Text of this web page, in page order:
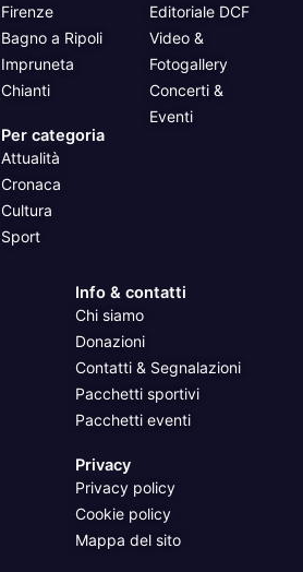
Firenze
Bagno a Ripoli
Impruneta
Chianti
Per categoria
Attualità
Cronaca
Cultura
Sport
Editoriale DCF
Video &
Fotogallery
Concerti &
Eventi
Info & contatti
Chi siamo
Donazioni
Contatti & Segnalazioni
Pacchetti sportivi
Pacchetti eventi
Privacy
Privacy policy
Cookie policy
Mappa del sito